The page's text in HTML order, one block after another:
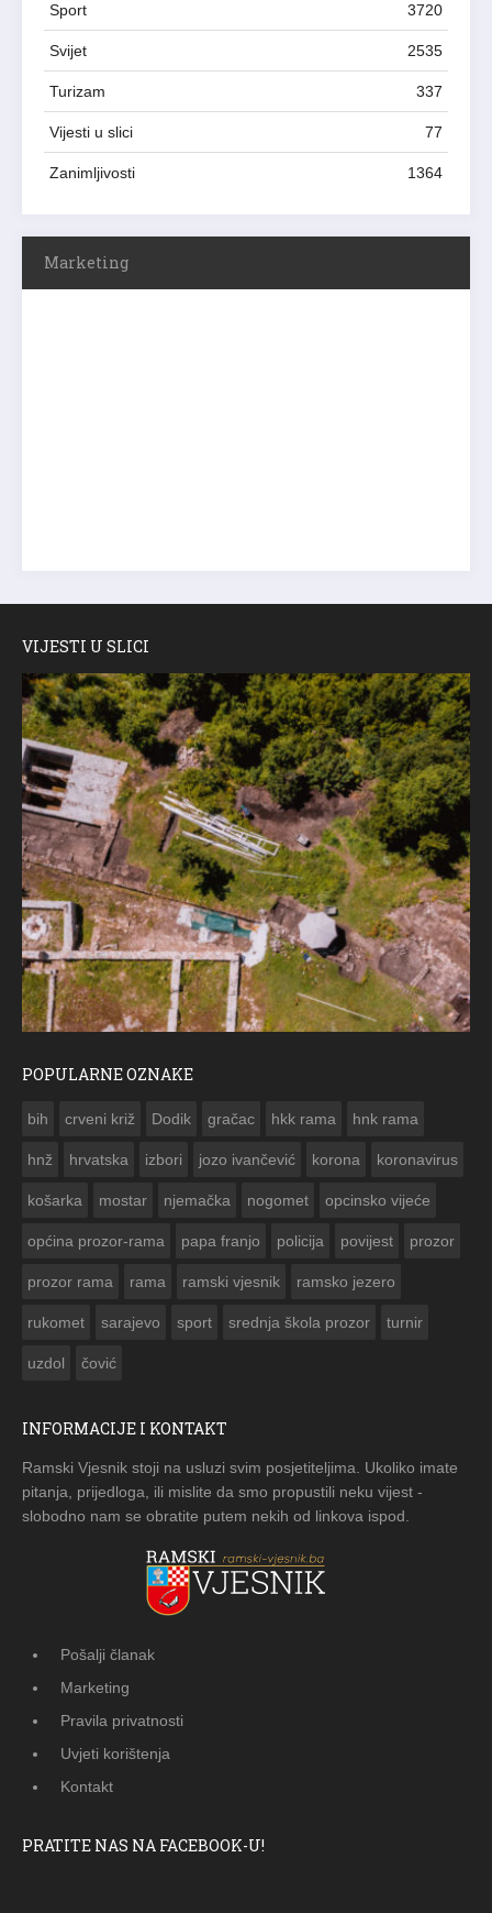
Sport 3720
Svijet 2535
Turizam 337
Vijesti u slici 77
Zanimljivosti 1364
Marketing
VIJESTI U SLICI
POPULARNE OZNAKE
bih crveni križ Dodik gračac hkk rama hnk rama
hnž hrvatska izbori jozo ivančević korona koronavirus
košarka mostar njemačka nogomet opcinsko vijeće
općina prozor-rama papa franjo policija povijest prozor
prozor rama rama ramski vjesnik ramsko jezero
rukomet sarajevo sport srednja škola prozor turnir
uzdol čović
INFORMACIJE I KONTAKT
Ramski Vjesnik stoji na usluzi svim posjetiteljima. Ukoliko imate
pitanja, prijedloga, ili mislite da smo propustili neku vijest -
slobodno nam se obratite putem nekih od linkova ispod.
Pošalji članak
Marketing
Pravila privatnosti
Uvjeti korištenja
Kontakt
PRATITE NAS NA FACEBOOK-U!